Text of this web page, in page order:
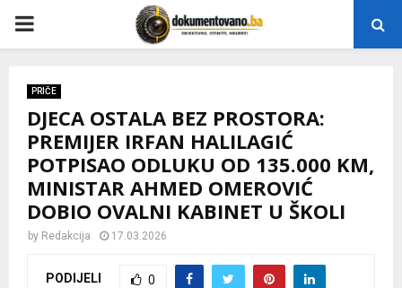
P
M
A
PRIČE
DJECA OSTALA BEZ PROSTORA:
PREMIJER IRFAN HALILAGIĆ
POTPISAO ODLUKU OD 135.000 KM,
MINISTAR AHMED OMEROVIĆ
DOBIO OVALNI KABINET U ŠKOLI
by Redakcija 17.03.2026
PODIJELI 0